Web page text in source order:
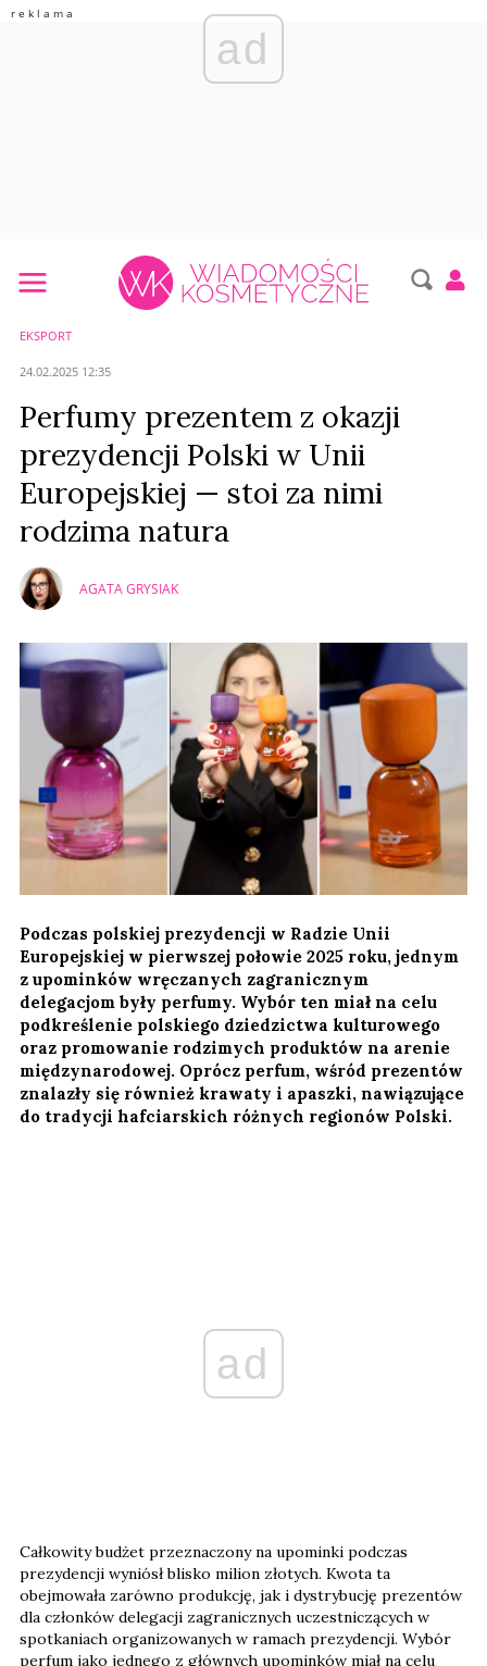
ad
EKSPORT
24.02.2025 12:35
Perfumy prezentem z okazji
prezydencji Polski w Unii
Europejskiej — stoi za nimi
rodzima natura
AGATA GRYSIAK
Podczas polskiej prezydencji w Radzie Unii
Europejskiej w pierwszej połowie 2025 roku, jednym
z upominków wręczanych zagranicznym
delegacjom były perfumy. Wybór ten miał na celu
podkreślenie polskiego dziedzictwa kulturowego
oraz promowanie rodzimych produktów na arenie
międzynarodowej. Oprócz perfum, wśród prezentów
znalazły się również krawaty i apaszki, nawiązujące
do tradycji hafciarskich różnych regionów Polski.
ad
Całkowity budżet przeznaczony na upominki podczas
prezydencji wyniósł blisko milion złotych. Kwota ta
obejmowała zarówno produkcję, jak i dystrybucję prezentów
dla członków delegacji zagranicznych uczestniczących w
spotkaniach organizowanych w ramach prezydencji. Wybór
perfum jako jednego z głównych upominków miał na celu